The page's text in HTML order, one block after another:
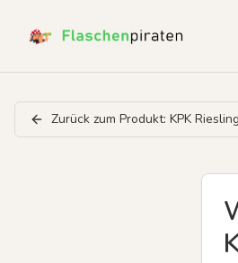
Zurück zum Produkt: KPK